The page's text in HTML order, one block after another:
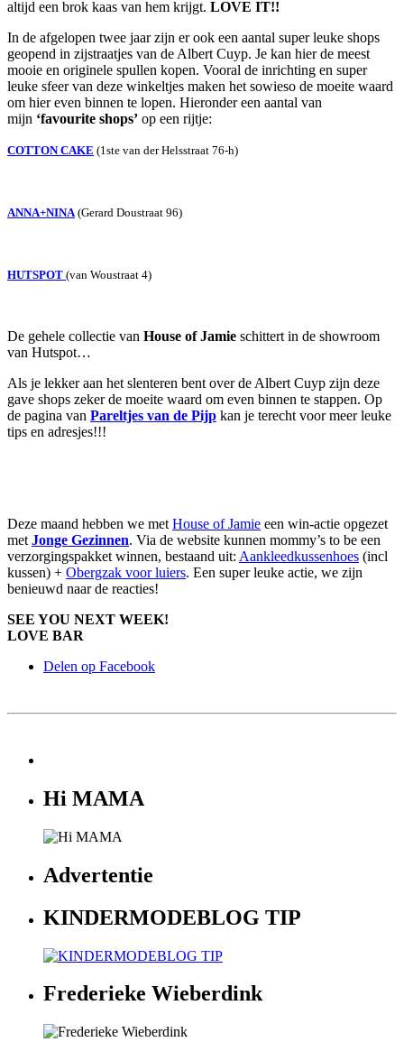
altijd een brok kaas van hem krijgt. LOVE IT!!
In de afgelopen twee jaar zijn er ook een aantal super leuke shops
geopend in zijstraatjes van de Albert Cuyp. Je kan hier de meest
mooie en originele spullen kopen. Vooral de inrichting en super
leuke sfeer van deze winkeltjes maken het sowieso de moeite waard
om hier even binnen te lopen. Hieronder een aantal van
mijn ‘favourite shops’ op een rijtje:
COTTON CAKE (1ste van der Helsstraat 76-h)
ANNA+NINA(Gerard Doustraat 96)
HUTSPOT (van Woustraat 4)
De gehele collectie van House of Jamie schittert in de showroom
van Hutspot…
Als je lekker aan het slenteren bent over de Albert Cuyp zijn deze
gave shops zeker de moeite waard om even binnen te stappen. Op
de pagina van Pareltjes van de Pijp kan je terecht voor meer leuke
tips en adresjes!!!
Deze maand hebben we met House of Jamie een win-actie opgezet
met Jonge Gezinnen. Via de website kunnen mommy’s to be een
verzorgingspakket winnen, bestaand uit: Aankleedkussenhoes (incl
kussen) + Obergzak voor luiers. Een super leuke actie, we zijn
benieuwd naar de reacties!
SEE YOU NEXT WEEK!
LOVE BAR
Delen op Facebook
Hi MAMA
Advertentie
KINDERMODEBLOG TIP
Frederieke Wieberdink